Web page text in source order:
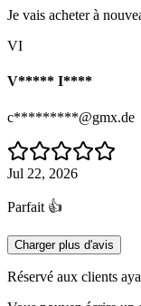
Je vais acheter à
VI
V***** I****
c*********@gmx.de
Jul 22, 2026
Parfait 👍
Charger plus d'avis
Réservé aux clients